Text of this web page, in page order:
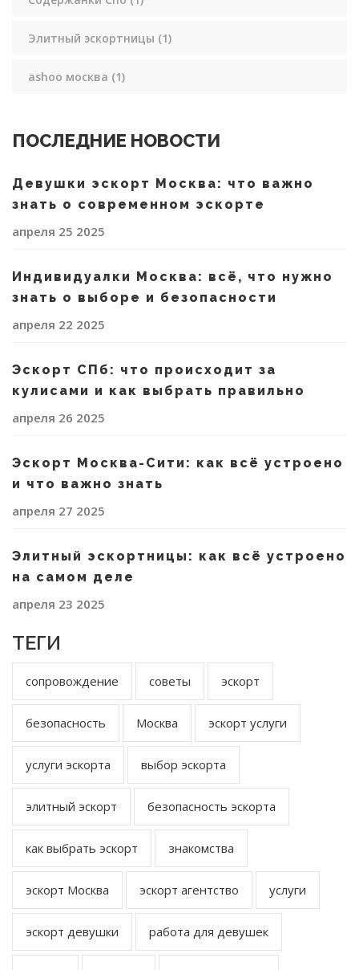
Элитный эскортницы (1)
ashoo москва (1)
ПОСЛЕДНИЕ НОВОСТИ
Девушки эскорт Москва: что важно
знать о современном эскорте
апреля 25 2025
Индивидуалки Москва: всё, что нужно
знать о выборе и безопасности
апреля 22 2025
Эскорт СПб: что происходит за
кулисами и как выбрать правильно
апреля 26 2025
Эскорт Москва-Сити: как всё устроено
и что важно знать
апреля 27 2025
Элитный эскортницы: как всё устроено
на самом деле
апреля 23 2025
ТЕГИ
сопровождение советы эскорт
безопасность Москва эскорт услуги
услуги эскорта выбор эскорта
элитный эскорт безопасность эскорта
как выбрать эскорт знакомства
эскорт Москва эскорт агентство услуги
эскорт девушки работа для девушек